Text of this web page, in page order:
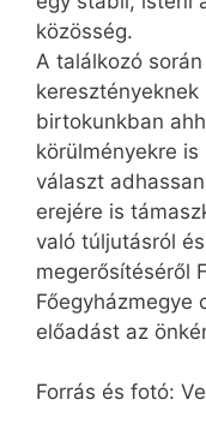
közösség.
A találkozó
birtokunkban
körülményekre
választ
erejére is
való túljutásról
megerősítéséről
előadást az
Forrás és fotó: